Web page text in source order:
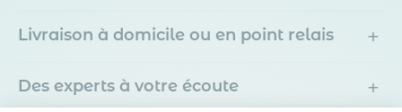
Livraison à domicile ou en point relais +
Des experts à votre écoute +